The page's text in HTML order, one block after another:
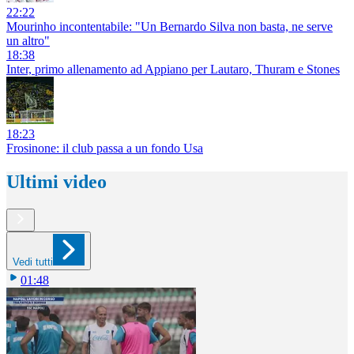
22:22
Mourinho incontentabile: "Un Bernardo Silva non basta, ne serve
un altro"
18:38
Inter, primo allenamento ad Appiano per Lautaro, Thuram e Stones
18:23
Frosinone: il club passa a un fondo Usa
Ultimi video
Vedi tutti
01:48